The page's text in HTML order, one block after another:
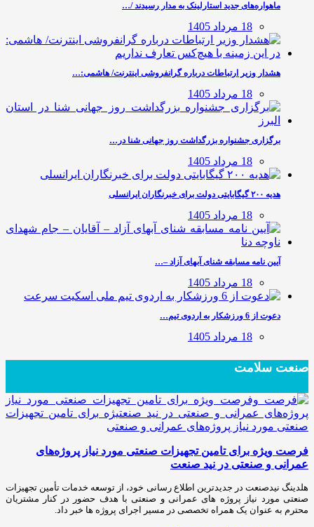
ماهواره‌های جدید استارلینک به مدار رسیدند /…
18 مرداد 1405
هشدار وزیر ارتباطات درباره گرانفروشی اینترنت/ هاشمی:…
18 مرداد 1405
برگزاری جشنواره بزرگداشت روز جهانی شنا در…
18 مرداد 1405
هدیه ۲۰۰ گیگابایتی دولت برای خبرنگاران ایرانسلی
18 مرداد 1405
آیین نامه مسابقه شنای آبهای آزاد –…
18 مرداد 1405
دعوت از 6 ورزشکار به اردوی تیم…
18 مرداد 1405
صنعت سلامت
فرصت ویژه برای تامین تجهیزات صنعتی مورد نیاز پروژه‌های
عمرانی و صنعتی در نید صنعت
هلدینگ نیدصنعت در جدیدترین اطلاع رسانی خود، از توسعه خدمات تأمین تجهیزات
صنعتی مورد نیاز پروژه های عمرانی و صنعتی با هدف حضور در کنار مشتریان
محترم به عنوان یک همراه تخصصی در مسیر اجرای پروژه ها خبر داد.